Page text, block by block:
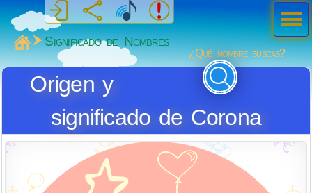
MiSabueso
Significado de Nombres
¿Qué nombre buscas?
Origen y
significado de Corona
Men
ú